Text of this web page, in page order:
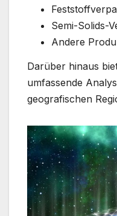
Semi-Solids-
Andere
Darüber hinaus
umfassende
geografischen